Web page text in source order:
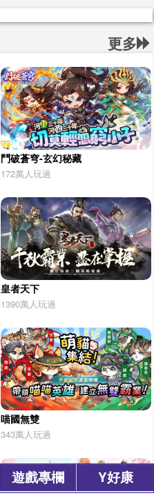
更多
鬥破蒼穹-玄幻秘藏
172萬人玩過
皇者天下
1390萬人玩過
喵國無雙
343萬人玩過
遊戲專欄 Y好康